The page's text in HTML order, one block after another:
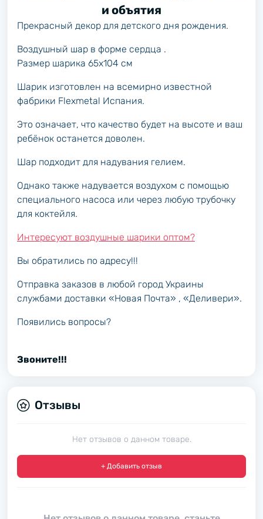
и объятия
Прекрасный декор для детского дня рождения.
Воздушный шар в форме сердца .
Размер шарика 65х104 см
Шарик изготовлен на всемирно известной
фабрики Flexmetal Испания.
Это означает, что качество будет на высоте и ваш
ребёнок останется доволен.
Шар подходит для надувания гелием.
Однако также надувается воздухом с помощью
специального насоса или через любую трубочку
для коктейля.
Интересуют воздушные шарики оптом?
Вы обратились по адресу!!!
Отправка заказов в любой город Украины
службами доставки «Новая Почта» , «Деливери».
Появились вопросы?
Звоните!!!
Отзывы
Нет отзывов о данном товаре.
+ Добавить отзыв